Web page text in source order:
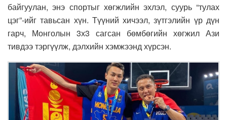
байгуулан, энэ спортыг хөгжлийн эхлэл, суурь “тулах
цэг”-ийг тавьсан хүн. Түүний хичээл, зүтгэлийн үр дүн
гарч, Монголын 3х3 сагсан бөмбөгийн хөгжил Ази
тивдээ тэргүүлж, дэлхийн хэмжээнд хүрсэн.